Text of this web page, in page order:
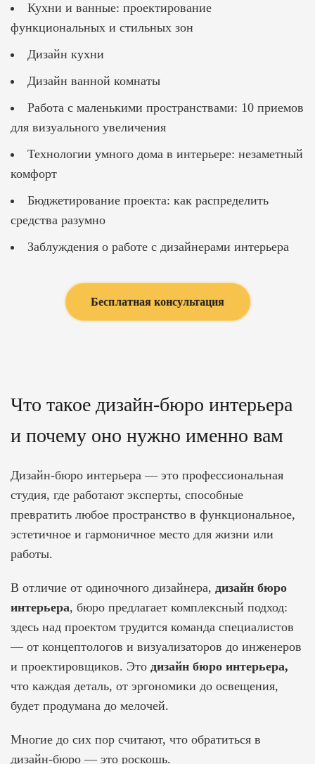
Кухни и ванные: проектирование
функциональных и стильных зон
Дизайн кухни
Дизайн ванной комнаты
Работа с маленькими пространствами: 10 приемов
для визуального увеличения
Технологии умного дома в интерьере: незаметный
комфорт
Бюджетирование проекта: как распределить
средства разумно
Заблуждения о работе с дизайнерами интерьера
Бесплатная консультация
Что такое дизайн-бюро интерьера
и почему оно нужно именно вам
Дизайн-бюро интерьера — это профессиональная
студия, где работают эксперты, способные
превратить любое пространство в функциональное,
эстетичное и гармоничное место для жизни или
работы.
В отличие от одиночного дизайнера, дизайн бюро
интерьера, бюро предлагает комплексный подход:
здесь над проектом трудится команда специалистов
— от концептологов и визуализаторов до инженеров
и проектировщиков. Это дизайн бюро интерьера,
что каждая деталь, от эргономики до освещения,
будет продумана до мелочей.
Многие до сих пор считают, что обратиться в
дизайн-бюро — это роскошь.